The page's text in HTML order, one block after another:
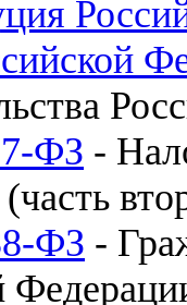
ФЗ -
ФЗ -